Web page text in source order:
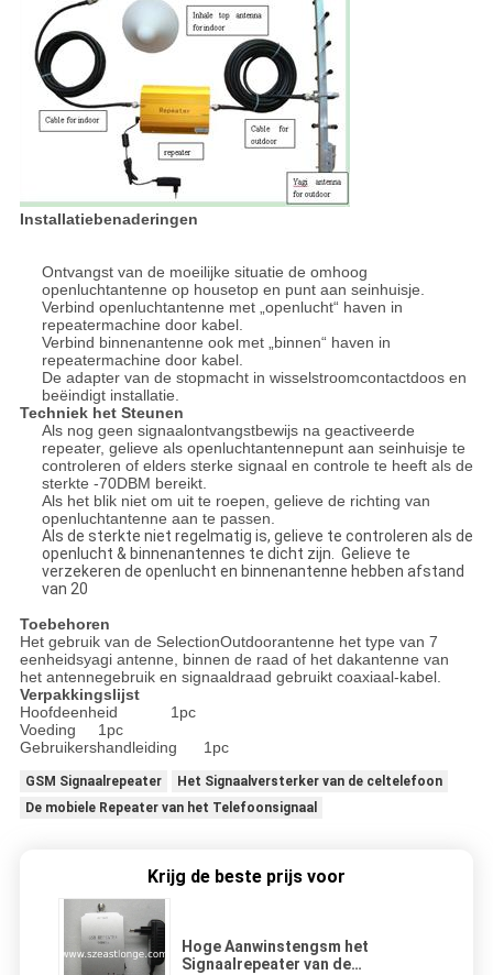
Installatiebenaderingen
Ontvangst van de moeilijke situatie de omhoog
openluchtantenne op housetop en punt aan seinhuisje.
Verbind openluchtantenne met „openlucht“ haven in
repeatermachine door kabel.
Verbind binnenantenne ook met „binnen“ haven in
repeatermachine door kabel.
De adapter van de stopmacht in wisselstroomcontactdoos en
beëindigt installatie.
Techniek het Steunen
Als nog geen signaalontvangstbewijs na geactiveerde
repeater, gelieve als openluchtantennepunt aan seinhuisje te
controleren of elders sterke signaal en controle te heeft als de
sterkte -70DBM bereikt.
Als het blik niet om uit te roepen, gelieve de richting van
openluchtantenne aan te passen.
Als de sterkte niet regelmatig is, gelieve te controleren als de
openlucht & binnenantennes te dicht zijn. Gelieve te
verzekeren de openlucht en binnenantenne hebben afstand
van 20
Toebehoren
Het gebruik van de SelectionOutdoorantenne het type van 7
eenheidsyagi antenne, binnen de raad of het dakantenne van
het antennegebruik en signaaldraad gebruikt coaxiaal-kabel.
Verpakkingslijst
Hoofdeenheid 1pc
Voeding 1pc
Gebruikershandleiding 1pc
GSM Signaalrepeater
Het Signaalversterker van de celtelefoon
De mobiele Repeater van het Telefoonsignaal
Krijg de beste prijs voor
Hoge Aanwinstengsm het
Signaalrepeater van de